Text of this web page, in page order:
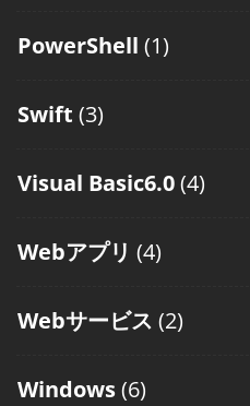
PowerShell (1)
Swift (3)
Visual Basic6.0(4)
Webアプリ (4)
Webサービス (2)
Windows(6)